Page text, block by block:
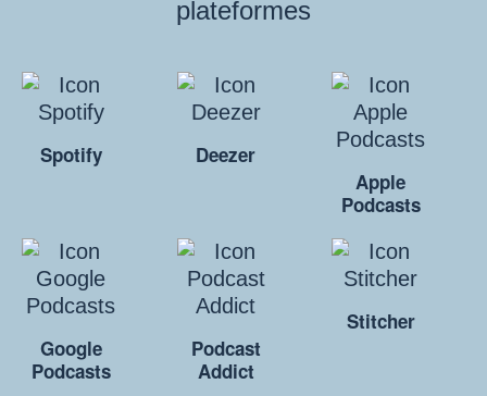
plateformes
Spotify
Deezer
Apple
Podcasts
Google
Podcasts
Podcast
Addict
Stitcher